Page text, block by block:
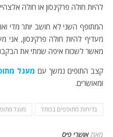
להיות חולה פרקינסון או חולה
המתופף השני לא חושב יותר מדי
מעדיף להיות חולה פרקינסון, אני
מאשר לשכוח איפה שמתי את
קצב התופים נמשך עם מעגל
ומאושרים.
בדיחות מתופפים בכותל מעגל
מאתאושרי פיס